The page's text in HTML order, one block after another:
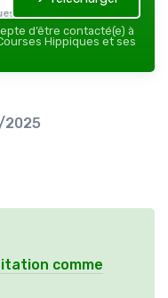
— 2026
d’être contacté(e) à
Hippiques et ses
2025
comme